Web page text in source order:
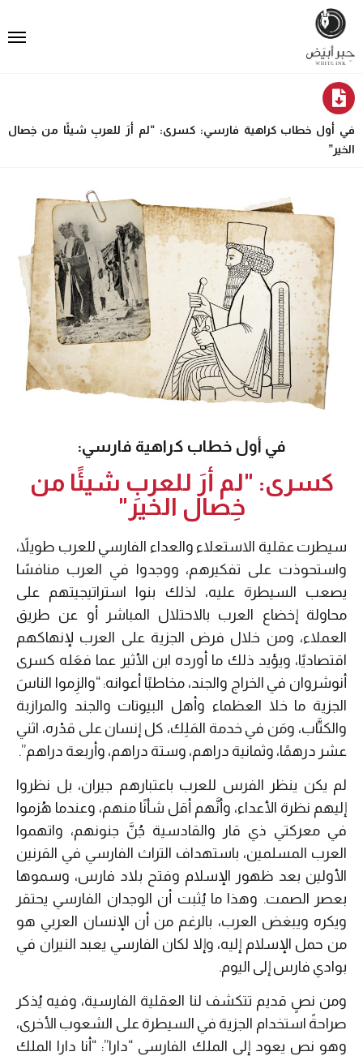
في أول خطاب كراهية فارسي: كسرى: “لم أرَ للعربِ شيئًا من خِصال
الخير”
في أول خطاب كراهية فارسي:
كسرى: "لم أرَ للعربِ شيئًا من
خِصال الخير"
سيطرت عقلية الاستعلاء والعداء الفارسي للعرب طويلاً،
واستحوذت على تفكيرهم، ووجدوا في العرب منافسًا
يصعب السيطرة عليه، لذلك بنوا استراتيجيتهم على
محاولة إخضاع العرب بالاحتلال المباشر أو عن طريق
العملاء، ومن خلال فرض الجزية على العرب لإنهاكهم
اقتصاديًا، ويؤيد ذلك ما أورده ابن الأثير عما فعَله كسرى
أنوشروان في الخراج والجند، مخاطبًا أعوانه: “والزِموا الناسَ
الجزية ما خلا العظماء وأهل البيوتات والجند والمرازبة
والكتَّاب، ومَن في خدمة المَلِك، كل إنسان على قدْره، اثني
عشر درهمًا، وثمانية دراهم، وستة دراهم، وأربعة دراهم”.
لم يكن ينظر الفرس للعرب باعتبارهم جيران، بل نظروا
إليهم نظرة الأعداء، وأنَّهم أقل شأنًا منهم، وعندما هُزموا
في معركتي ذي قار والقادسية جُنَّ جنونهم، واتهموا
العرب المسلمين، باستهداف التراث الفارسي في القرنين
الأولين بعد ظهور الإسلام وفتح بلاد فارس، وسموها
بعصر الصمت. وهذا ما يُثبت أن الوجدان الفارسي يحتقر
ويكره ويبغض العرب، بالرغم من أن الإنسان العربي هو
من حمل الإسلام إليه، وإلا لكان الفارسي يعبد النيران في
بوادي فارس إلى اليوم.
ومن نصٍ قديم تتكشف لنا العقلية الفارسية، وفيه يُذكر
صراحةً استخدام الجزية في السيطرة على الشعوب الأخرى،
وهو نص يعود إلى الملك الفارسي “دارا”: “أنا دارا الملك